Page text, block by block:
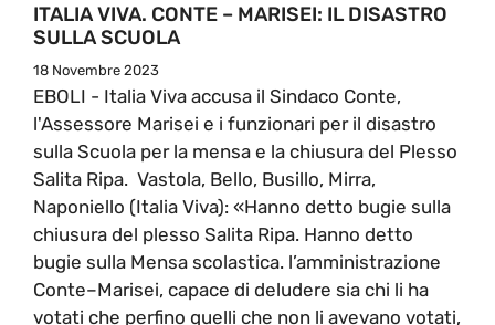
ITALIA VIVA. CONTE – MARISEI: IL DISASTRO
SULLA SCUOLA
18 Novembre 2023
EBOLI - Italia Viva accusa il Sindaco Conte,
l'Assessore Marisei e i funzionari per il disastro
sulla Scuola per la mensa e la chiusura del Plesso
Salita Ripa. Vastola, Bello, Busillo, Mirra,
Naponiello (Italia Viva): «Hanno detto bugie sulla
chiusura del plesso Salita Ripa. Hanno detto
bugie sulla Mensa scolastica. l’amministrazione
Conte–Marisei, capace di deludere sia chi li ha
votati che perfino quelli che non li avevano votati,